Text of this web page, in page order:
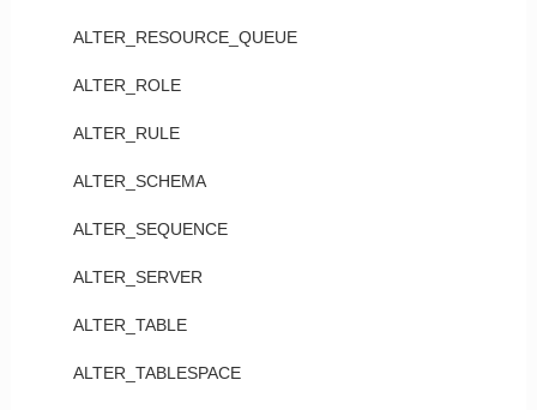
ALTER_RESOURCE_QUEUE
ALTER_ROLE
ALTER_RULE
ALTER_SCHEMA
ALTER_SEQUENCE
ALTER_SERVER
ALTER_TABLE
ALTER_TABLESPACE